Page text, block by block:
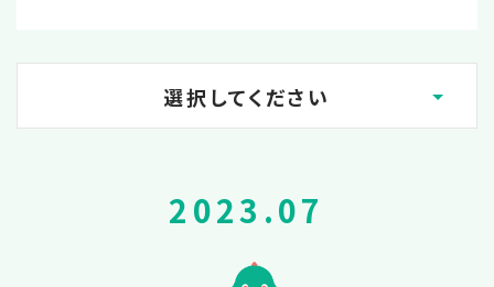
選択してください
2025.12
2023.07